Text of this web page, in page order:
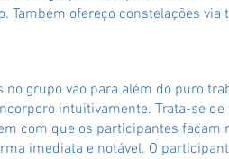
Também ofereço constelações
grupo vão para além do puro
intuitivamente. Trata-se
com que os participantes façam
imediata e notável. O